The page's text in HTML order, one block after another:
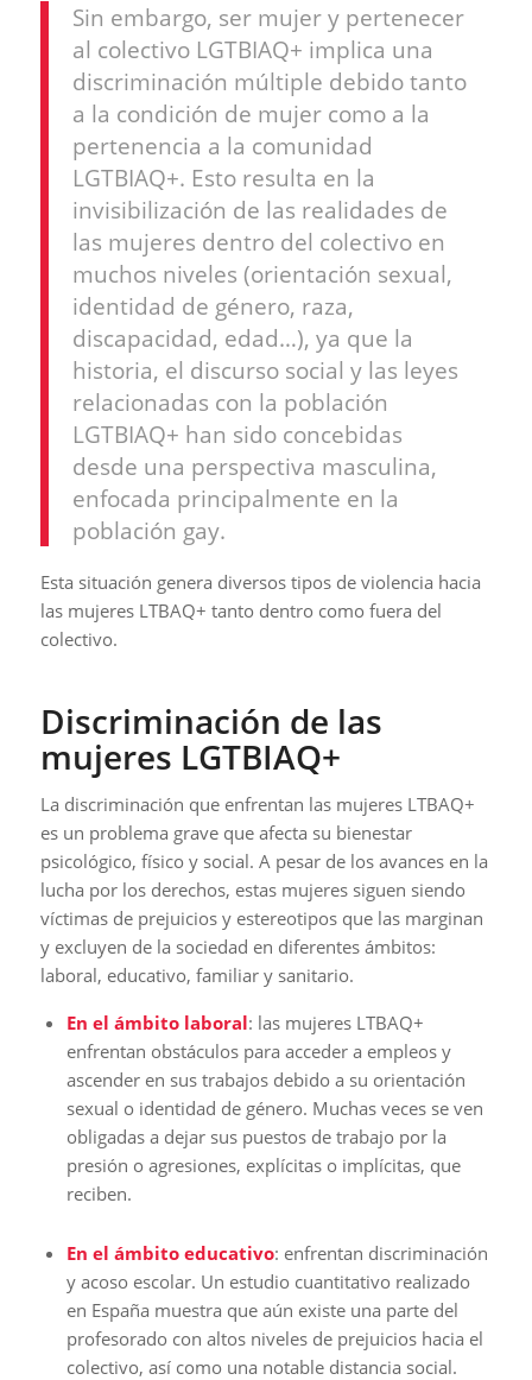
Sin embargo, ser mujer y pertenecer
al colectivo LGTBIAQ+ implica una
discriminación múltiple debido tanto
a la condición de mujer como a la
pertenencia a la comunidad
LGTBIAQ+. Esto resulta en la
invisibilización de las realidades de
las mujeres dentro del colectivo en
muchos niveles (orientación sexual,
identidad de género, raza,
discapacidad, edad…), ya que la
historia, el discurso social y las leyes
relacionadas con la población
LGTBIAQ+ han sido concebidas
desde una perspectiva masculina,
enfocada principalmente en la
población gay.
Esta situación genera diversos tipos de violencia hacia
las mujeres LTBAQ+ tanto dentro como fuera del
colectivo.
Discriminación de las
mujeres LGTBIAQ+
La discriminación que enfrentan las mujeres LTBAQ+
es un problema grave que afecta su bienestar
psicológico, físico y social. A pesar de los avances en la
lucha por los derechos, estas mujeres siguen siendo
víctimas de prejuicios y estereotipos que las marginan
y excluyen de la sociedad en diferentes ámbitos:
laboral, educativo, familiar y sanitario.
En el ámbito laboral: las mujeres LTBAQ+
enfrentan obstáculos para acceder a empleos y
ascender en sus trabajos debido a su orientación
sexual o identidad de género. Muchas veces se ven
obligadas a dejar sus puestos de trabajo por la
presión o agresiones, explícitas o implícitas, que
reciben.
En el ámbito educativo: enfrentan discriminación
y acoso escolar. Un estudio cuantitativo realizado
en España muestra que aún existe una parte del
profesorado con altos niveles de prejuicios hacia el
colectivo, así como una notable distancia social.